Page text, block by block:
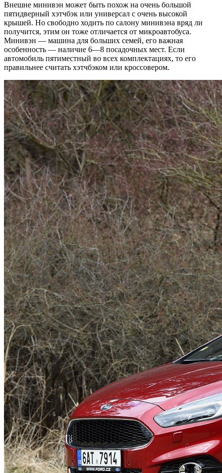
Внешне минивэн может быть похож на очень большой
пятидверный хэтчбэк или универсал с очень высокой
крышей. Но свободно ходить по салону минивэна вряд ли
получится, этим он тоже отличается от микроавтобуса.
Минивэн — машина для больших семей, его важная
особенность — наличие 6—8 посадочных мест. Если
автомобиль пятиместный во всех комплектациях, то его
правильнее считать хэтчбэком или кроссовером.